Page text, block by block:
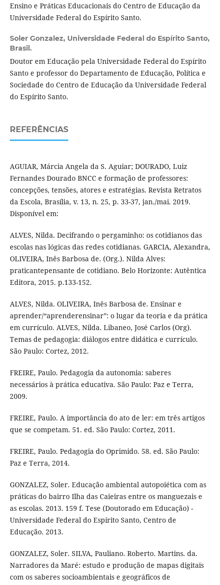
Ensino e Práticas Educacionais do Centro de Educação da
Universidade Federal do Espírito Santo.
Soler Gonzalez, Universidade Federal do Espírito Santo,
Brasil.
Doutor em Educação pela Universidade Federal do Espírito
Santo e professor do Departamento de Educação, Política e
Sociedade do Centro de Educação da Universidade Federal
do Espírito Santo.
REFERÊNCIAS
AGUIAR, Márcia Angela da S. Aguiar; DOURADO, Luiz
Fernandes Dourado BNCC e formação de professores:
concepções, tensões, atores e estratégias. Revista Retratos
da Escola, Brasília, v. 13, n. 25, p. 33-37, jan./mai. 2019.
Disponível em:
ALVES, Nilda. Decifrando o pergaminho: os cotidianos das
escolas nas lógicas das redes cotidianas. GARCIA, Alexandra,
OLIVEIRA, Inês Barbosa de. (Org.). Nilda Alves:
praticantepensante de cotidiano. Belo Horizonte: Autêntica
Editora, 2015. p.133-152.
ALVES, Nilda. OLIVEIRA, Inês Barbosa de. Ensinar e
aprender/“aprenderensinar”: o lugar da teoria e da prática
em currículo. ALVES, Nilda. Libaneo, José Carlos (Org).
Temas de pedagogia: diálogos entre didática e currículo.
São Paulo: Cortez, 2012.
FREIRE, Paulo. Pedagogia da autonomia: saberes
necessários à prática educativa. São Paulo: Paz e Terra,
2009.
FREIRE, Paulo. A importância do ato de ler: em três artigos
que se competam. 51. ed. São Paulo: Cortez, 2011.
FREIRE, Paulo. Pedagogia do Oprimido. 58. ed. São Paulo:
Paz e Terra, 2014.
GONZALEZ, Soler. Educação ambiental autopoiética com as
práticas do bairro Ilha das Caieiras entre os manguezais e
as escolas. 2013. 159 f. Tese (Doutorado em Educação) -
Universidade Federal do Espírito Santo, Centro de
Educação. 2013.
GONZALEZ, Soler. SILVA, Pauliano. Roberto. Martins. da.
Narradores da Maré: estudo e produção de mapas digitais
com os saberes socioambientais e geográficos de